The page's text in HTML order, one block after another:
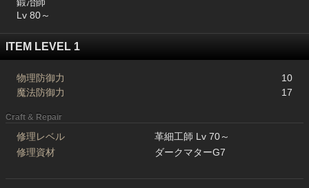
Lv 80～
ITEM LEVEL 1
物理防御力
10
魔法防御力
17
Craft & Repair
修理レベル
革細工師 Lv 70～
修理資材
ダークマターG7